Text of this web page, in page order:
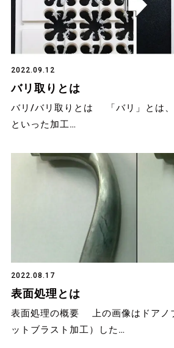
2022.09.12
バリ取りとは
バリ/バリ取りとは 「バリ」とは、
といった加工…
2022.08.17
表面処理とは
表面処理の概要 上の画像はドアノ
ットブラスト加工）した…